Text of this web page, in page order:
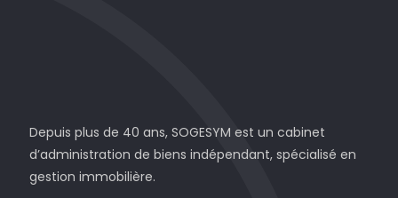
Depuis plus de 40 ans, SOGESYM est un cabinet
d’administration de biens indépendant, spécialisé en
gestion immobilière.